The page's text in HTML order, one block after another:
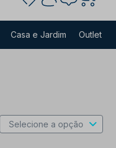
Casa e Jardim Outlet